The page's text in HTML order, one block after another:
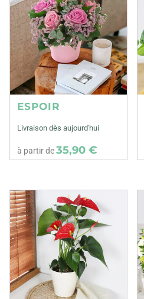
ESPOIR
Livraison dès aujourd'hui
à partir de35,90 €